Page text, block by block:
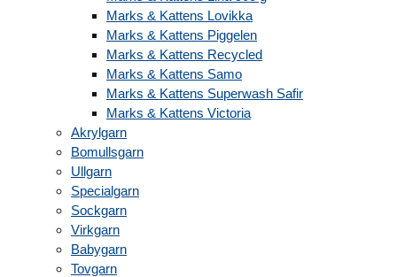
Marks & Kattens Lovikka
Marks & Kattens Piggelen
Marks & Kattens Recycled
Marks & Kattens Samo
Marks & Kattens Superwash Safir
Marks & Kattens Victoria
Akrylgarn
Bomullsgarn
Ullgarn
Specialgarn
Sockgarn
Virkgarn
Babygarn
Tovgarn